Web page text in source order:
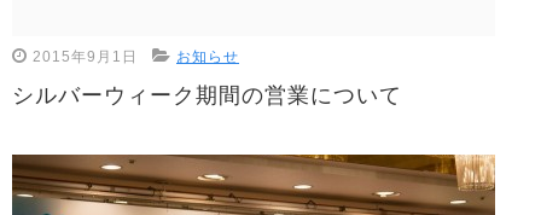
2015年9月1日 お知らせ
シルバーウィーク期間の営業について